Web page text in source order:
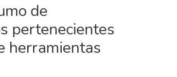
de
pertenecientes
herramientas